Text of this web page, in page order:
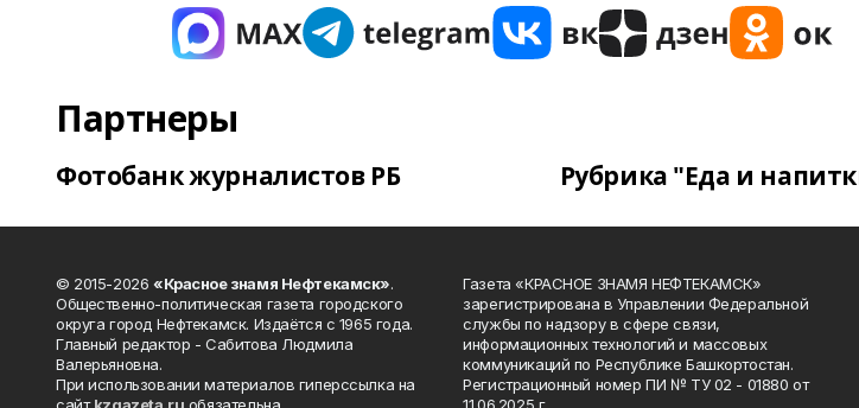
Партнеры
Фотобанк журналистов РБ Рубрика "Еда и
© 2015-2026 «Красное знамя Нефтекамск».
Общественно-политическая газета городского
округа город Нефтекамск. Издаётся с 1965 года.
Главный редактор - Сабитова Людмила
Валерьяновна.
При использовании материалов гиперссылка на
Газета «КРАСНОЕ ЗНАМЯ НЕФТЕКАМСК»
зарегистрирована в Управлении Федеральной
службы по надзору в сфере связи,
информационных технологий и массовых
коммуникаций по Республике Башкортостан.
Регистрационный номер ПИ № ТУ 02 - 01880 от